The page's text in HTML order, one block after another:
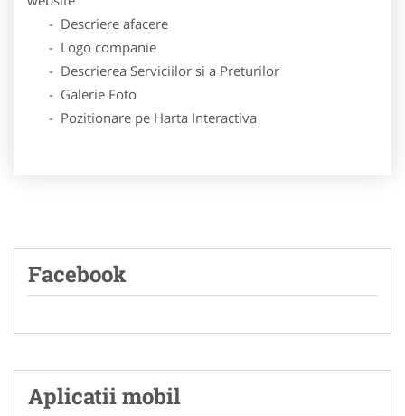
- Descriere afacere
- Logo companie
- Descrierea Serviciilor si a Preturilor
- Galerie Foto
- Pozitionare pe Harta Interactiva
Facebook
Aplicatii mobil